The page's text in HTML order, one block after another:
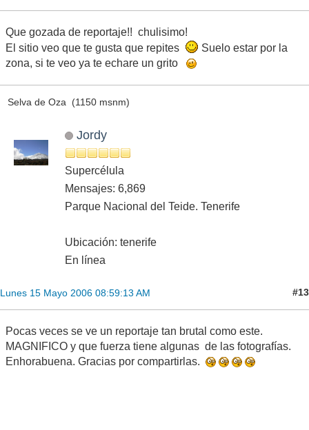
Que gozada de reportaje!! chulisimo!
El sitio veo que te gusta que repites
Suelo estar por la
zona, si te veo ya te echare un grito
Selva de Oza (1150 msnm)
Jordy
Supercélula
Mensajes: 6,869
Parque Nacional del Teide. Tenerife
Ubicación: tenerife
En línea
Lunes 15 Mayo 2006 08:59:13 AM #13
Pocas veces se ve un reportaje tan brutal como este.
MAGNIFICO y que fuerza tiene algunas de las fotografías.
Enhorabuena. Gracias por compartirlas.